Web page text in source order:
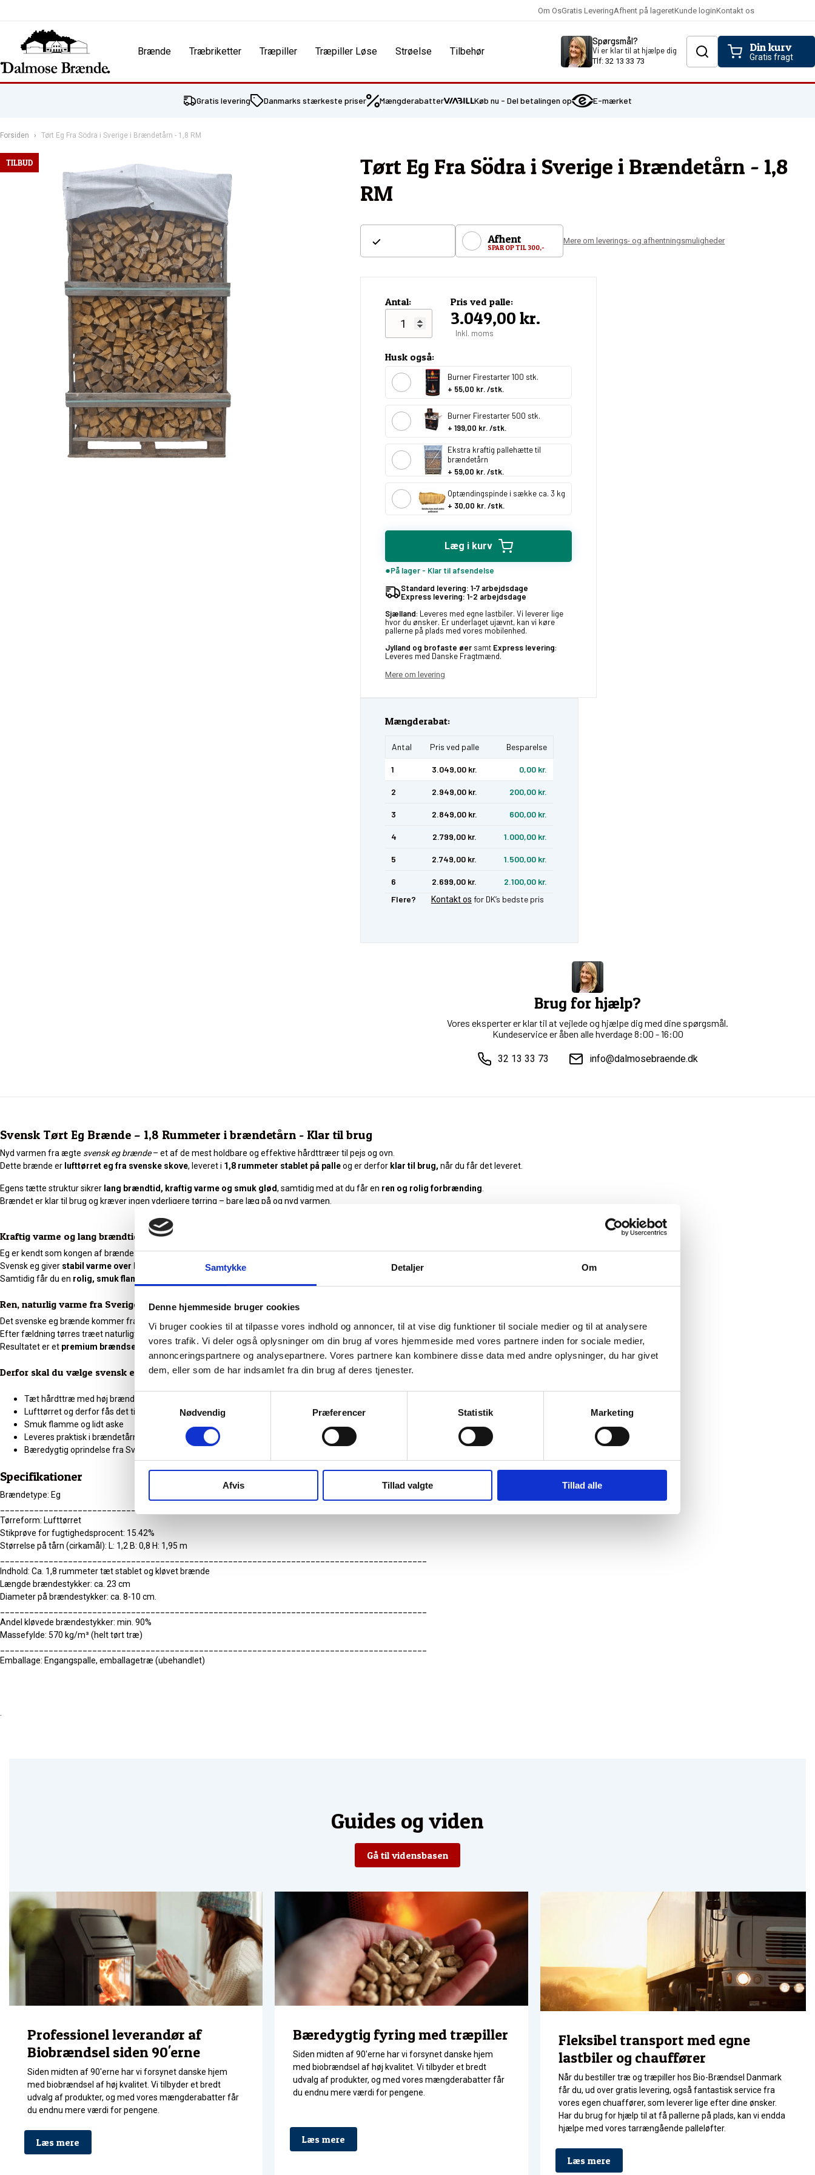
Samtykke Detaljer Om
Denne hjemmeside bruger cookies
Vi bruger cookies til at tilpasse vores indhold og annoncer, til at vise dig funktioner til sociale medier og til at analysere
vores trafik. Vi deler også oplysninger om din brug af vores hjemmeside med vores partnere inden for sociale medier,
annonceringspartnere og analysepartnere. Vores partnere kan kombinere disse data med andre oplysninger, du har givet
dem, eller som de har indsamlet fra din brug af deres tjenester.
Nødvendig
Præferencer Statistik Marketing
Afvis Tillad valgte Tillad alle
Om OsGratis LeveringAfhent på lageretKunde loginKontakt os
Brænde Træbriketter Træpiller Træpiller Løse Strøelse Tilbehør
Spørgsmål?
Vi er klar til at hjælpe dig
Tlf: 32 13 33 73
Din kurv
Gratis fragt
Gratis levering Danmarks stærkeste priser Mængderabatter Køb nu - Del betalingen op E-mærket
Forsiden Tørt Eg Fra Södra i Sverige i Brændetårn - 1,8 RM
TILBUD
Tørt Eg Fra Södra i Sverige i Brændetårn - 1,8
RM
Afhent
SPAR OP TIL 300,-
Mere om leverings- og afhentningsmuligheder
Antal: Pris ved palle
3.049,00 kr.
Inkl. moms
Husk også:
Burner Firestarter 100 stk.
+ 55,00 kr. /stk.
Burner Firestarter 500 stk.
+199,00 kr. /stk.
Ekstra kraftig pallehætte til
brændetårn
+ 59,00 kr. /stk.
Optændingspinde i sække ca. 3 kg
+ 30,00 kr. /stk.
Læg i kurv
På lager - Klar til afsendelse
Standard levering: 1-7 arbejdsdage
Express levering: 1-2 arbejdsdage
Sjælland: Leveres med egne lastbiler. Vi leverer lige
hvor du ønsker. Er underlaget ujævnt, kan vi køre
pallerne på plads med vores mobilenhed.
Jylland og brofaste øer samt Express levering:
Leveres med Danske Fragtmænd.
Mere om levering
Mængderabat:
Antal Pris ved palle Besparelse
1 3.049,00 kr. 0,00 kr.
2 2.949,00 kr. 200,00 kr.
3 2.849,00 kr. 600,00 kr.
4 2.799,00 kr. 1.000,00 kr.
5 2.749,00 kr. 1.500,00 kr.
6 2.699,00 kr.
2.100,00 kr.
Flere?
Kontakt os for DK’s bedste pris
Brug for hjælp?
Vores eksperter er klar til at vejlede og hjælpe dig med dine spørgsmål.
Kundeservice er åben alle hverdage 8:00 - 16:00
32 13 33 73 info@dalmosebraende.dk
Svensk Tørt Eg Brænde – 1,8 Rummeter i brændetårn - Klar til brug
Nyd varmen fra ægte svensk eg brænde– et af de mest holdbare og effektive hårdttræer til pejs og ovn.
Dette brænde er lufttørret eg fra svenske skove, leveret i 1,8 rummeter stablet på palleog er derfor klar til brug, når du får det leveret.
Egens tætte struktur sikrer lang brændtid, kraftig varme og smuk glød, samtidig med at du får en ren og rolig forbrænding.
Brændet er klar til brug og kræver ingen yderligere tørring – bare læg på og nyd varmen.
Kraftig varme og lang brændtid
Eg er kendt som kongen af brænde –tungt, tæt og utroligt varmeeffektivt.
Svensk eg giver stabil varme over lang tid
, så du slipper for konstant at lægge nyt brænde på.
Samtidig får du en rolig, smuk flamme
Ren, naturlig varme fra Sverige
Det svenske eg brænde kommer fra bæredygtigt skovbrug fra Johanneshus gods i Sverige
og er naturligvis FSC certificeret.
Efter fældning tørres træet naturligt under kontrollerede forhold, indtil fugtindholdet er lavt nok til
effektiv forbrænding uden røg og sod
Resultatet er et premium brændsel , der kombinerer nordisk kvalitet med miljøhensyn.
Derfor skal du vælge svensk eg brænde
Tæt hårdttræ med høj brændværdi
Lufttørret og derfor fås det til lavere pris
Smuk flamme og lidt aske
Leveres praktisk i brændetårn
Bæredygtig oprindelse fra Sverige
Specifikationer
Brændetype: Eg
Tørreform: Lufttørret
Stikprøve for fugtighedsprocent: 15.42%
Størrelse på tårn (cirkamål): L: 1,2 B: 0,8 H: 1,95 m
Indhold: Ca. 1,8 rummeter tæt stablet og kløvet brænde
Længde brændestykker: ca. 23 cm
Diameter på brændestykker: ca. 8-10 cm.
Andel kløvede brændestykker: min. 90%
Massefylde: 570 kg/m³ (helt tørt træ)
Emballage: Engangspalle, emballagetræ (ubehandlet)
.
Guides og viden
Gå til vidensbasen
Professionel leverandør af
Biobrændsel siden 90'erne
Siden midten af 90'erne har vi forsynet danske hjem
med biobrændsel af høj kvalitet. Vi tilbyder et bredt
udvalg af produkter, og med vores mængderabatter får
du endnu mere værdi for pengene.
Læs mere
Bæredygtig fyring med træpiller
Siden midten af 90'erne har vi forsynet danske hjem
med biobrændsel af høj kvalitet. Vi tilbyder et bredt
udvalg af produkter, og med vores mængderabatter får
du endnu mere værdi for pengene.
Læs mere
Fleksibel transport med egne
lastbiler og chauffører
Når du bestiller træ og træpiller hos Bio-Brændsel Danmark
får du, ud over gratis levering, også fantastisk service fra
vores egen chuaffører, som leverer lige efter dine ønsker.
Har du brug for hjælp til at få pallerne på plads, kan vi endda
hjælpe med vores tarrængående palleløfter.
Læs mere